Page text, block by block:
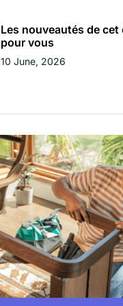
Les nouveautés de cet
pour vous
10 June, 2026